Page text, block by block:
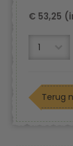
€ 53,25
Terug